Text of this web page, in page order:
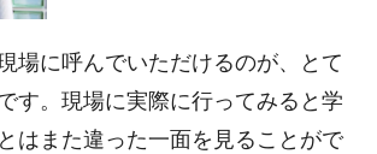
場に呼んでいただけるのが、とて
す。現場に実際に行ってみると学
はまた違った一面を見ることがで